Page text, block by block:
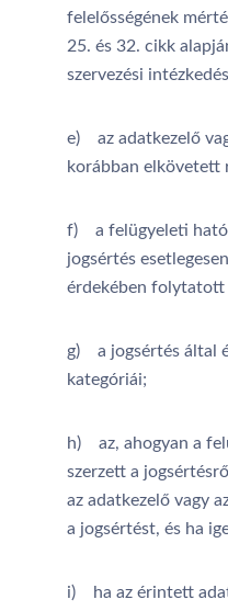
felelősségének
25. és 32. cikk
szervezési
e) az adatkezelő
korábban elkövetett
f) a felügyeleti
jogsértés
érdekében folytatott
g) a jogsértés által
kategóriái;
h) az, ahogyan a
szerzett a
az adatkezelő vagy
a jogsértést, és ha
i) ha az érintett